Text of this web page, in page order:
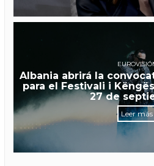
Albania abrirá la
para el Festivali i
27 de
Leer más